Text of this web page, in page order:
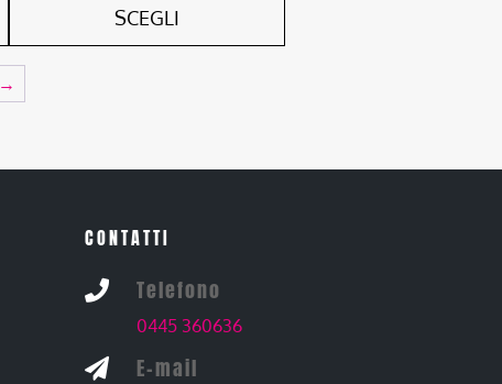
SCEGLI
→
CONTATTI
 Telefono
0445 360636
 E-mail